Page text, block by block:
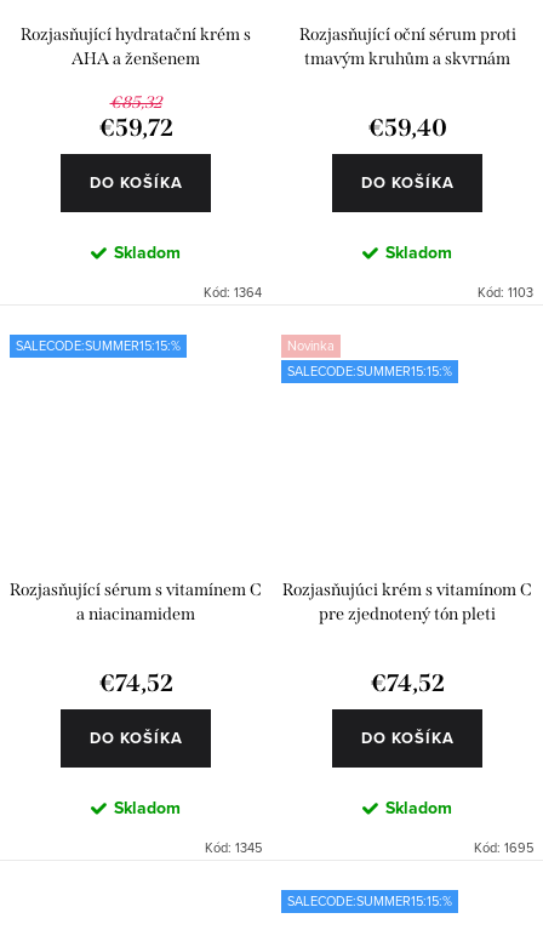
Rozjasňující hydratační krém s
AHA a ženšenem
€85,32
€59,72
DO KOŠÍKA
Skladom
Kód: 1364
Rozjasňující oční sérum proti
tmavým kruhům a skvrnám
€59,40
DO KOŠÍKA
Skladom
Kód: 1103
SALECODE:SUMMER15:15:%
Rozjasňující sérum s vitamínem C
a niacinamidem
€74,52
DO KOŠÍKA
Skladom
Kód: 1345
Novinka
SALECODE:SUMMER15:15:%
Rozjasňujúci krém s vitamínom C
pre zjednotený tón pleti
€74,52
DO KOŠÍKA
Skladom
Kód: 1695
SALECODE:SUMMER15:15:%